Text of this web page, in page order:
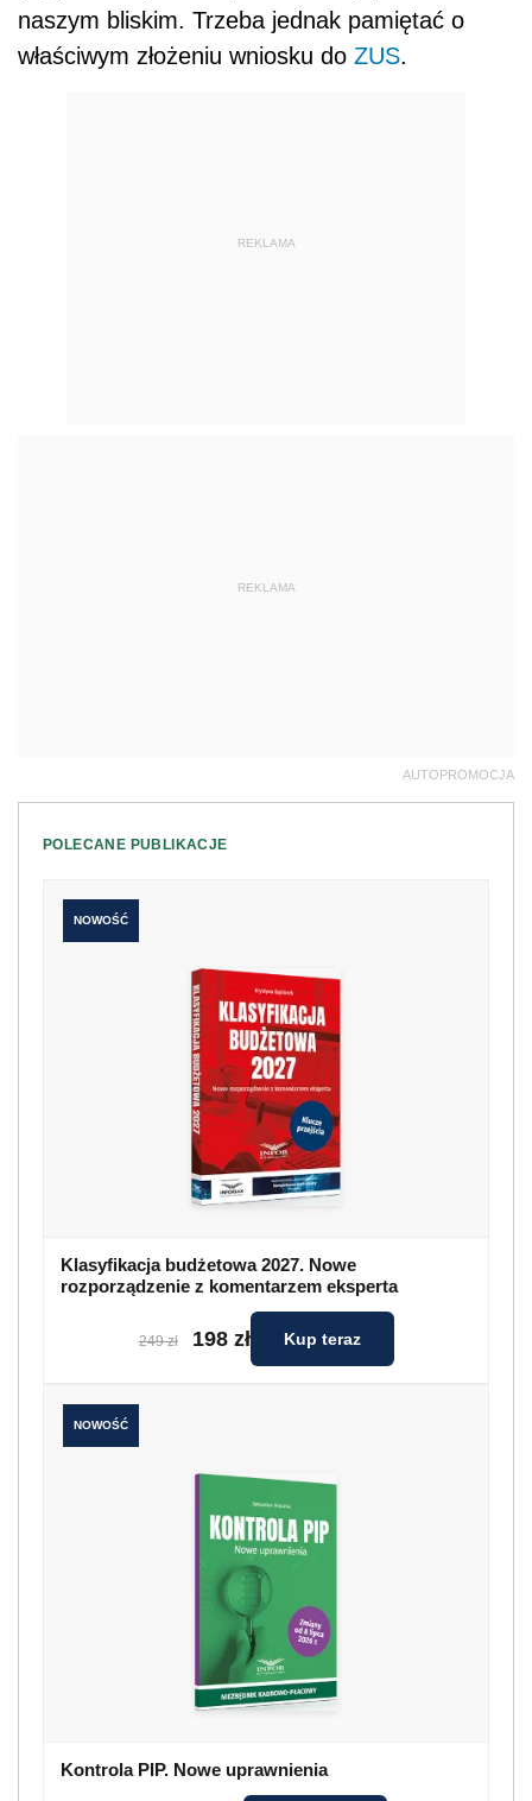
naszym bliskim. Trzeba jednak pamiętać o
właściwym złożeniu wniosku do ZUS.
REKLAMA
REKLAMA
AUTOPROMOCJA
POLECANE PUBLIKACJE
NOWOŚĆ
Klasyfikacja budżetowa 2027. Nowe
rozporządzenie z komentarzem eksperta
249 zł 198 zł Kup teraz
NOWOŚĆ
Kontrola PIP. Nowe uprawnienia